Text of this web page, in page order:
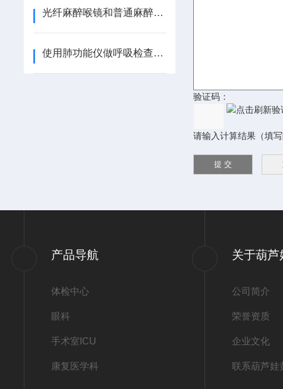
光纤麻醉喉镜和普通麻醉喉镜的区别
使用肺功能仪做呼吸检查在临床上很重要
验证码：
请输入计算结果（填写阿
产品导航
体检中心
眼科
手术室ICU
康复医学科
关于葫芦
公司简介
荣誉资质
企业文化
联系葫芦娃